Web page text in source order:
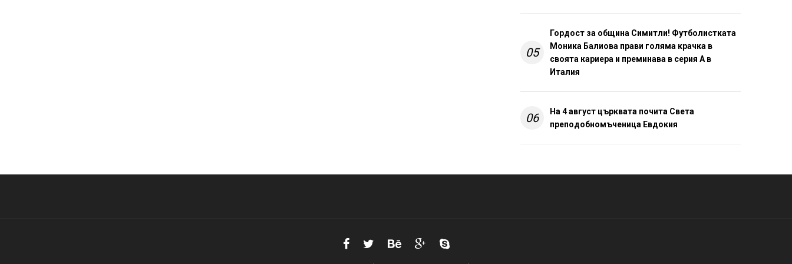
05
Гордост за община Симитли! Футболистката
Моника Балиова прави голяма крачка в
своята кариера и преминава в серия А в
Италия
06
На 4 август църквата почита Света
преподобномъченица Евдокия